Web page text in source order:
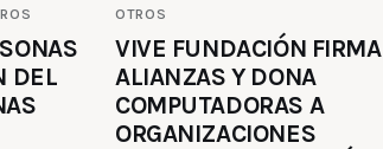
DEL
OTROS
VIVE FUNDACIÓN FIRMA
ALIANZAS Y DONA
COMPUTADORAS A
ORGANIZACIONES